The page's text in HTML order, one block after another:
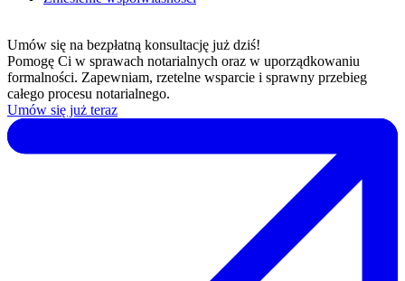
Umów się na bezpłatną konsultację już dziś!
Pomogę Ci w sprawach notarialnych oraz w uporządkowaniu
formalności. Zapewniam, rzetelne wsparcie i sprawny przebieg
całego procesu notarialnego.
Umów się już teraz